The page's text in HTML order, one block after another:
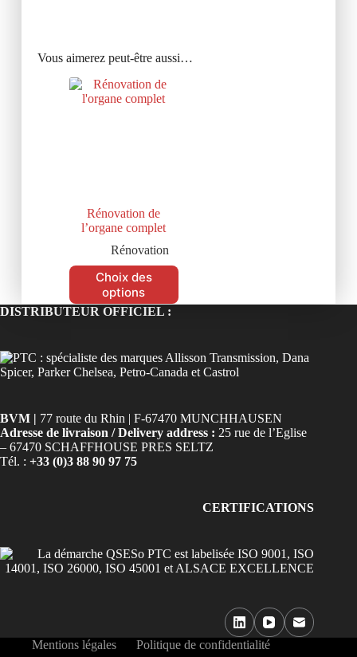
Vous aimerez peut-être aussi…
Rénovation de
l’organe complet
Rénovation
Choix des
options
DISTRIBUTEUR OFFICIEL :
BVM | 77 route du Rhin | F-67470 MUNCHHAUSEN
Adresse de livraison / Delivery address : 25 rue de l’Eglise
– 67470 SCHAFFHOUSE PRES SELTZ
Tél. : +33 (0)3 88 90 97 75
CERTIFICATIONS
Mentions légales Politique de confidentialité